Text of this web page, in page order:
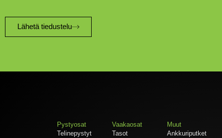
Lähetä tiedustelu
Pystyosat
Telinepystyt
Vaakaosat
Tasot
Muut
Ankkuriputket